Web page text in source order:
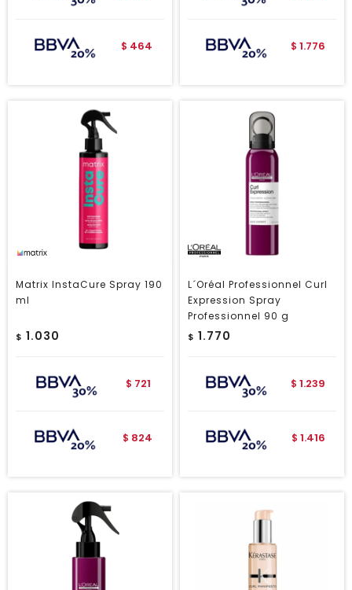
$ 464 $ 1.776
Matrix InstaCure Spray 190
ml
$ 1.030
$ 721
$ 824
L´Oréal Professionnel Curl
Expression Spray
Professionnel 90 g
$ 1.770
$ 1.239
$ 1.416